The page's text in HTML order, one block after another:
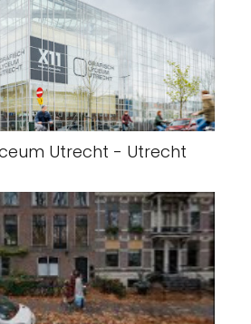
Utrecht - Utrecht